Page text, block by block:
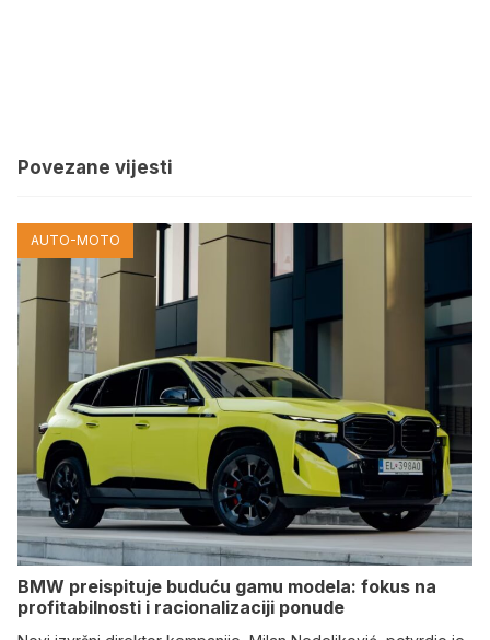
Povezane vijesti
AUTO-MOTO
BMW preispituje buduću gamu modela: fokus na
profitabilnosti i racionalizaciji ponude